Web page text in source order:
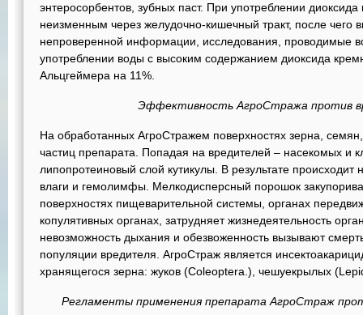
энтеросорбентов, зубных паст. При употреблении
неизменным через желудочно-кишечный тракт, после чего
непроверенной информации, исследования, проводимые
употреблении воды с высоким содержанием диоксида
Альцгеймера на 11%.
Эффективность АгроСтража против
На обработанных АгроСтражем поверхностях зерна,
частиц препарата. Попадая на вредителей – насекомых и
липопротеиновый слой кутикулы. В результате
влаги и гемолимфы. Мелкодисперсный порошок
поверхностях пищеварительной системы, органах
копулятивных органах, затрудняет жизнедеятельность
невозможность дыхания и обезвоженность вызывают
популяции вредителя. АгроСтраж является
хранящегося зерна: жуков (Coleoptera.), чешуекрылых
Регламенты применения препарата АгроСтраж